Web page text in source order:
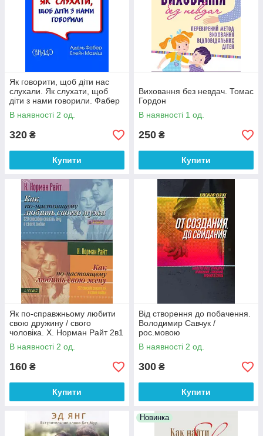
Як говорити, щоб діти нас
слухали. Як слухати, щоб
діти з нами говорили. Фабер
Адель, Мазліш Елейн
В наявності 2 од.
320 ₴
Купити
Виховання без невдач. Томас
Гордон
В наявності 1 од.
250 ₴
Купити
Як по-справжньому любити
свою дружину / свого
чоловіка. Х. Норман Райт 2в1
/ рос.мовою
В наявності 2 од.
160 ₴
Купити
Від створення до побачення.
Володимир Савчук /
рос.мовою
В наявності 2 од.
300 ₴
Купити
Новинка